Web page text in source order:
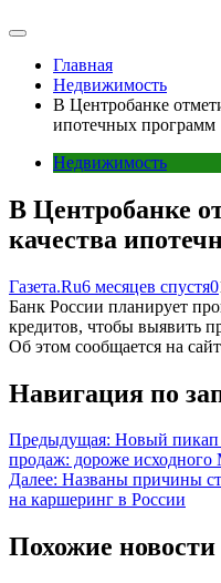
Главная
Недвижимость
В Центробанке
ипотечных программ
Недвижимость
В Центробанке
качества
Газета.Ru6 месяцев спустя0
Банк России планирует
кредитов, чтобы выявить
Об этом сообщается на
Навигация по
Предыдущая: Новый пикап
продаж: дороже исходного
Далее: Названы причины
на каршеринг в России
Похожие новости